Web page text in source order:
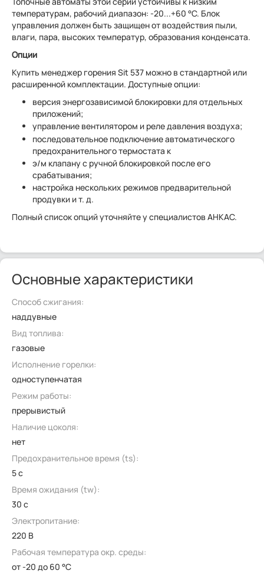
температурам, рабочий диапазон: -20...+60 °C. Блок
управления должен быть защищен от воздействия пыли,
влаги, пара, высоких температур, образования конденсата.
Опции
Купить менеджер горения Sit 537 можно в стандартной или
расширенной комплектации. Доступные опции:
версия энергозависимой блокировки для отдельных
приложений;
управление вентилятором и реле давления воздуха;
последовательное подключение автоматического
предохранительного термостата к
э/м клапану с ручной блокировкой после его
срабатывания;
настройка нескольких режимов предварительной
продувки и т. д.
Полный список опций уточняйте у специалистов АНКАС.
Основные характеристики
Способ сжигания:
наддувные
Вид топлива:
газовые
Исполнение горелки:
одноступенчатая
Режим работы:
прерывистый
Наличие цоколя:
нет
Предохранительное время (ts):
5 с
Время ожидания (tw):
30 с
Электропитание:
220 В
Рабочая температура окр. среды:
от -20 до 60 °C